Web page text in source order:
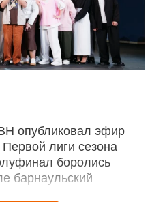
опубликовал эфир
лиги сезона
боролись
барнаульский